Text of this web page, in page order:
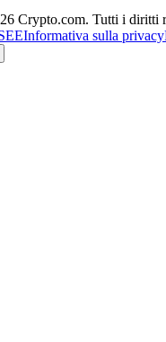
Crypto.com. Tutti i diritti
Informativa sulla privacy